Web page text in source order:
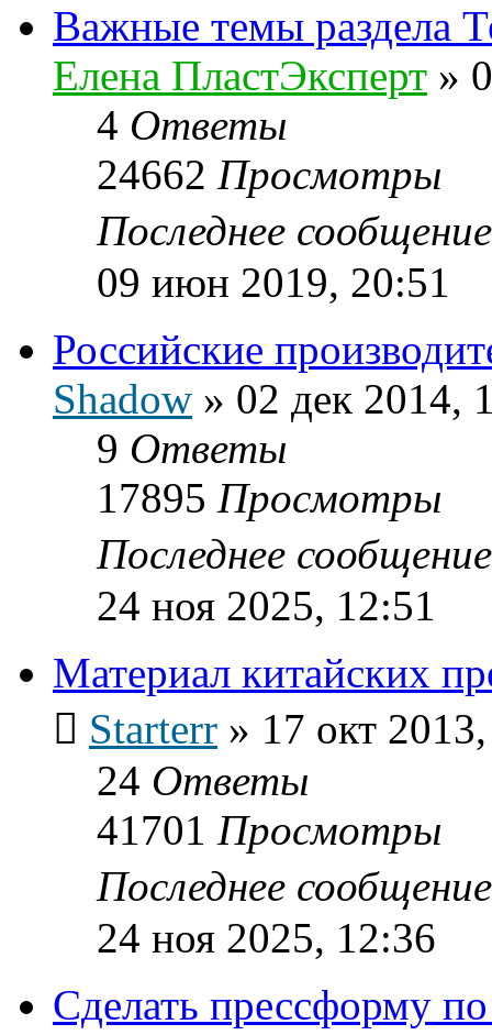
Важные темы раздела
Елена ПластЭксперт »
4 Ответы
24662 Просмотры
Последнее
09 июн 2019, 20:51
Российские
Shadow » 02 дек 2014,
9 Ответы
17895 Просмотры
Последнее
24 ноя 2025, 12:51
Материал китайских
Starterr » 17 окт
24 Ответы
41701 Просмотры
Последнее
24 ноя 2025, 12:36
Сделать прессформу